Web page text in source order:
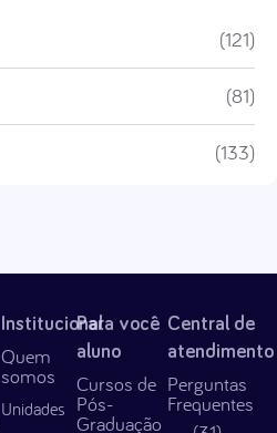
(121)
(81)
(133)
Institucional
Quem
somos
Unidades
Para você
aluno
Cursos de
Pós-
Graduação
Central de
atendimento
Perguntas
Frequentes